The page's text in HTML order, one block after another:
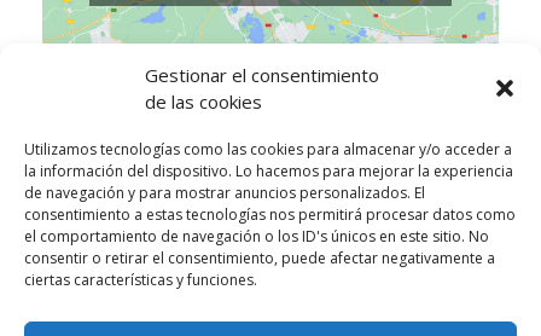
Gestionar el consentimiento
de las cookies
Utilizamos tecnologías como las cookies para almacenar y/o acceder a
la información del dispositivo. Lo hacemos para mejorar la experiencia
de navegación y para mostrar anuncios personalizados. El
consentimiento a estas tecnologías nos permitirá procesar datos como
el comportamiento de navegación o los ID's únicos en este sitio. No
consentir o retirar el consentimiento, puede afectar negativamente a
ciertas características y funciones.
LOCAL
La Tertulia
Pintor López Mezquita, 3
Granada, Granada 18002 España + Google Map